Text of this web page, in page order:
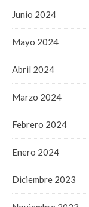
Junio 2024
Mayo 2024
Abril 2024
Marzo 2024
Febrero 2024
Enero 2024
Diciembre 2023